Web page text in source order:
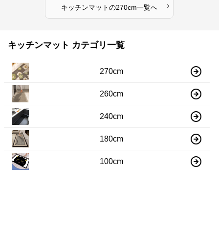
キッチンマットの270cm一覧へ ›
キッチンマット カテゴリ一覧
270cm
260cm
240cm
180cm
100cm